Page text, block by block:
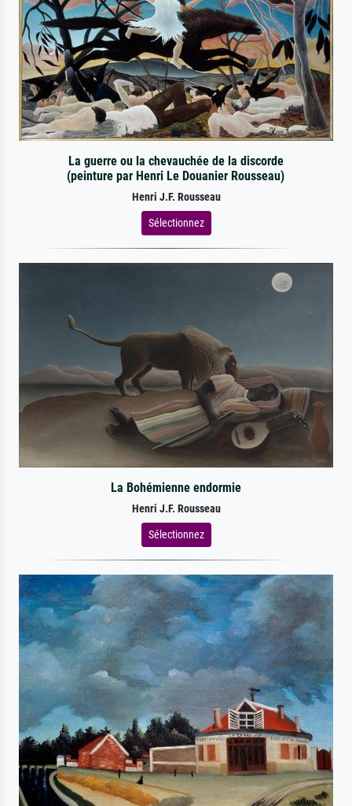
La guerre ou la chevauchée de la discorde
(peinture par Henri Le Douanier Rousseau)
Henri J.F. Rousseau
Sélectionnez
La Bohémienne endormie
Henri J.F. Rousseau
Sélectionnez